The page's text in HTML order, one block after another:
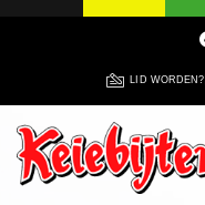
LID WORDEN?